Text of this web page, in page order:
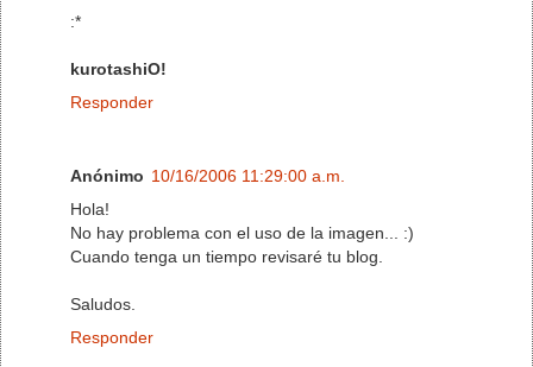
:*
kurotashiO!
Responder
Anónimo 10/16/2006 11:29:00 a.m.
Hola!
No hay problema con el uso de la imagen... :)
Cuando tenga un tiempo revisaré tu blog.
Saludos.
Responder